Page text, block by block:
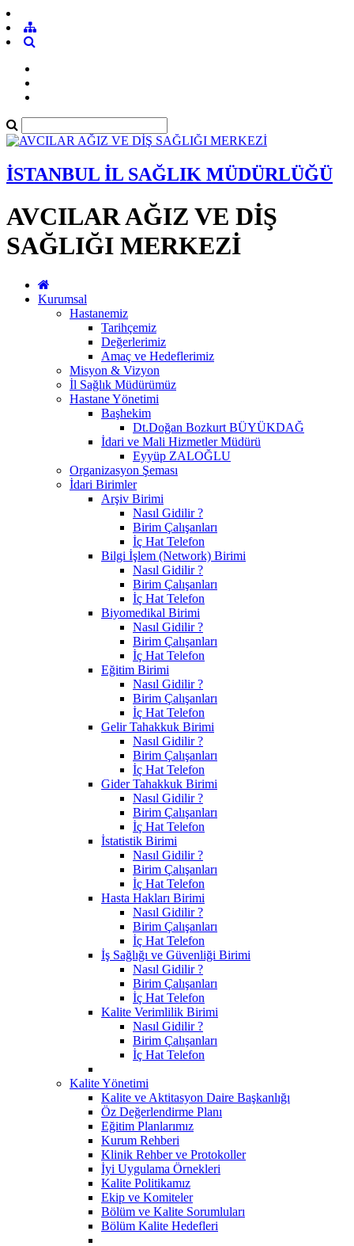
İSTANBUL İL SAĞLIK MÜDÜRLÜĞÜ
AVCILAR AĞIZ VE DİŞ
SAĞLIĞI MERKEZİ
Kurumsal
Hastanemiz
Tarihçemiz
Değerlerimiz
Amaç ve Hedeflerimiz
Misyon & Vizyon
İl Sağlık Müdürümüz
Hastane Yönetimi
Başhekim
Dt.Doğan Bozkurt BÜYÜKDAĞ
İdari ve Mali Hizmetler Müdürü
Eyyüp ZALOĞLU
Organizasyon Şeması
İdari Birimler
Arşiv Birimi
Nasıl Gidilir ?
Birim Çalışanları
İç Hat Telefon
Bilgi İşlem (Network) Birimi
Nasıl Gidilir ?
Birim Çalışanları
İç Hat Telefon
Biyomedikal Birimi
Nasıl Gidilir ?
Birim Çalışanları
İç Hat Telefon
Eğitim Birimi
Nasıl Gidilir ?
Birim Çalışanları
İç Hat Telefon
Gelir Tahakkuk Birimi
Nasıl Gidilir ?
Birim Çalışanları
İç Hat Telefon
Gider Tahakkuk Birimi
Nasıl Gidilir ?
Birim Çalışanları
İç Hat Telefon
İstatistik Birimi
Nasıl Gidilir ?
Birim Çalışanları
İç Hat Telefon
Hasta Hakları Birimi
Nasıl Gidilir ?
Birim Çalışanları
İç Hat Telefon
İş Sağlığı ve Güvenliği Birimi
Nasıl Gidilir ?
Birim Çalışanları
İç Hat Telefon
Kalite Verimlilik Birimi
Nasıl Gidilir ?
Birim Çalışanları
İç Hat Telefon
Kalite Yönetimi
Kalite ve Aktitasyon Daire Başkanlığı
Öz Değerlendirme Planı
Eğitim Planlarımız
Kurum Rehberi
Klinik Rehber ve Protokoller
İyi Uygulama Örnekleri
Kalite Politikamız
Ekip ve Komiteler
Bölüm ve Kalite Sorumluları
Bölüm Kalite Hedefleri